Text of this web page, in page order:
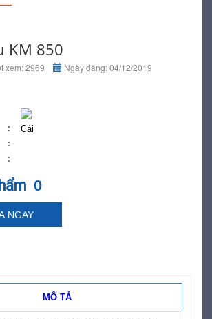
KM 850
xem: 2969 Ngày đăng: 04/12/2019
Cái
0
MÔ TẢ